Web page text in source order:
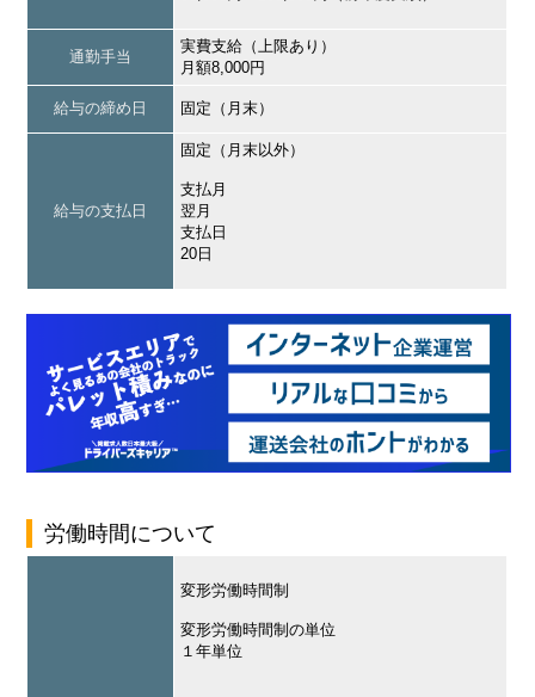
通勤手当
実費支給（上限あり）
月額8,000円
給与の締め日 固定（月末）
給与の支払日
固定（月末以外）
支払月
翌月
支払日
20日
労働時間について
変形労働時間制
変形労働時間制の単位
１年単位